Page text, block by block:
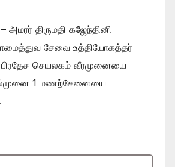
திருமதி கஜேந்தினி
சேவை உத்தியோகத்தர்
செயலகம் வீரமுனையை
கல்முனை 1 மணற்சேனையை